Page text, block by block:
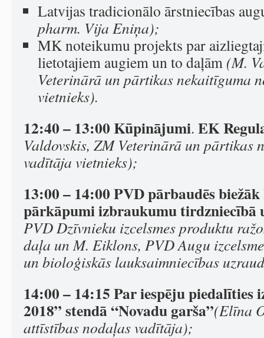
Latvijas tradicionālo ārstniecības
pharm. Vija Eniņa);
MK noteikumu projekts par
lietotajiem augiem un to daļām (M.
Veterinārā un pārtikas nekaitīguma
vietnieks).
12:40 – 13:00Kūpinājumi. EK
Valdovskis, ZM Veterinārā un pārtikas
vadītāja vietnieks);
13:00 – 14:00PVD pārbaudēs
pārkāpumi izbraukumu tirdzniecībā
PVD Dzīvnieku izcelsmes produktu
daļa un M. Eiklons, PVD Augu
un bioloģiskās lauksaimniecības
14:00 – 14:15Par iespēju piedalīties
2018” stendā “Novadu garša”(Elīna
attīstības nodaļas vadītāja);